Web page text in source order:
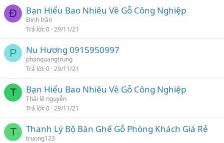
Đ Bạn Hiểu Bao Nhiêu Về Gỗ Công Nghiệp
Đinh trần
Trả lời 0 29/11/21
P Nu Hương 0915950997
phanquangtrung
Trả lời 0 29/11/21
T Bạn Hiểu Bao Nhiêu Về Gỗ Công Nghiệp
Thái lê nguyễn
Trả lời 0 29/11/21
T Thanh Lý Bộ Bàn Ghế Gỗ Phòng Khách Giá Rẻ
truong123